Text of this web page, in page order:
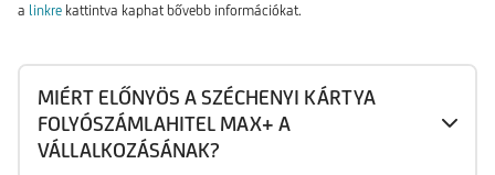
a linkre kattintva kaphat bővebb információkat.
MIÉRT ELŐNYÖS A SZÉCHENYI KÁRTYA
FOLYÓSZÁMLAHITEL MAX+ A
VÁLLALKOZÁSÁNAK?